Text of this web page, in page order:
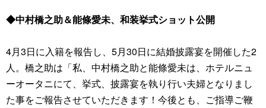
◆中村橋之助＆能條愛未、和装挙式ショット公開
4月3日に入籍を報告し、5月30日に結婚披露宴を開催した2
人。橋之助は「私、中村橋之助と能條愛未は、ホテルニュ
ーオータニにて、挙式、披露宴を執り行い夫婦となりまし
た事をご報告させていただきます！今後とも、ご指導ご鞭